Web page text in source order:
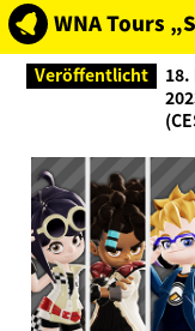
WNA Tours
Veröffentlicht
18.